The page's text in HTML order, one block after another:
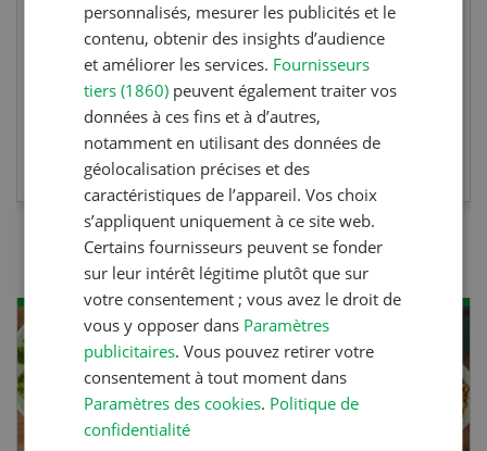
diplôme est reconnu officiellement et vous
habilite à détenir des poissons à titre
professionnel.
EN SAVOIR PLUS
personnalisés, mesurer les publicités et le
contenu, obtenir des insights d’audience
et améliorer les services. Fournisseurs
tiers (1860) peuvent également traiter vos
données à ces fins et à d’autres,
notamment en utilisant des données de
géolocalisation précises et des
caractéristiques de l’appareil. Vos choix
s’appliquent uniquement à ce site web.
Certains fournisseurs peuvent se fonder
sur leur intérêt légitime plutôt que sur
votre consentement ; vous avez le droit de
vous y opposer dans Paramètres
publicitaires. Vous pouvez retirer votre
consentement à tout moment dans
Paramètres des cookies. Politique de
confidentialité